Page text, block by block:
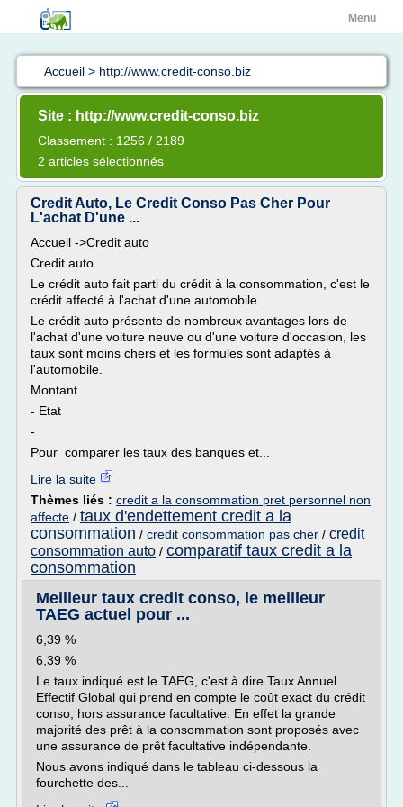
Menu
Accueil > http://www.credit-conso.biz
Site : http://www.credit-conso.biz
Classement : 1256 / 2189
2 articles sélectionnés
Credit Auto, Le Credit Conso Pas Cher Pour
L'achat D'une ...
Accueil ->Credit auto
Credit auto
Le crédit auto fait parti du crédit à la consommation, c'est le
crédit affecté à l'achat d'une automobile.
Le crédit auto présente de nombreux avantages lors de
l'achat d'une voiture neuve ou d'une voiture d'occasion, les
taux sont moins chers et les formules sont adaptés à
l'automobile.
Montant
- Etat
-
Pour comparer les taux des banques et...
Lire la suite
Thèmes liés : credit a la consommation pret personnel non
affecte / taux d'endettement credit a la
consommation / credit consommation pas cher / credit
consommation auto / comparatif taux credit a la
consommation
Meilleur taux credit conso, le meilleur
TAEG actuel pour ...
6,39 %
6,39 %
Le taux indiqué est le TAEG, c'est à dire Taux Annuel
Effectif Global qui prend en compte le coût exact du crédit
conso, hors assurance facultative. En effet la grande
majorité des prêt à la consommation sont proposés avec
une assurance de prêt facultative indépendante.
Nous avons indiqué dans le tableau ci-dessous la
fourchette des...